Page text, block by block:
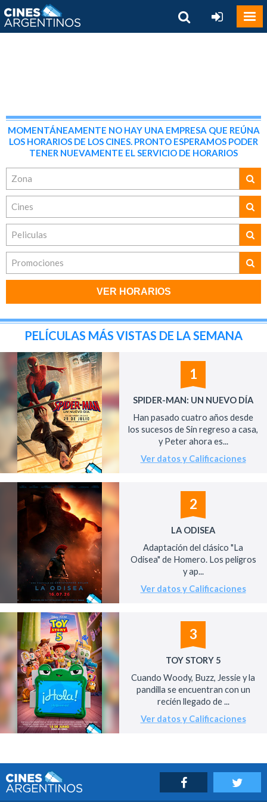
MOMENTÁNEAMENTE NO HAY UNA EMPRESA QUE REÚNA
LOS HORARIOS DE LOS CINES. PRONTO ESPERAMOS PODER
TENER NUEVAMENTE EL SERVICIO DE HORARIOS
Zona
Cines
Peliculas
Promociones
VER HORARIOS
PELÍCULAS MÁS VISTAS DE LA SEMANA
1
SPIDER-MAN: UN NUEVO DÍA
Han pasado cuatro años desde
los sucesos de Sin regreso a casa,
y Peter ahora es...
Ver datos y Calificaciones
2
LA ODISEA
Adaptación del clásico "La
Odisea" de Homero. Los peligros
y ap...
Ver datos y Calificaciones
3
TOY STORY 5
Cuando Woody, Buzz, Jessie y la
pandilla se encuentran con un
recién llegado de ...
Ver datos y Calificaciones